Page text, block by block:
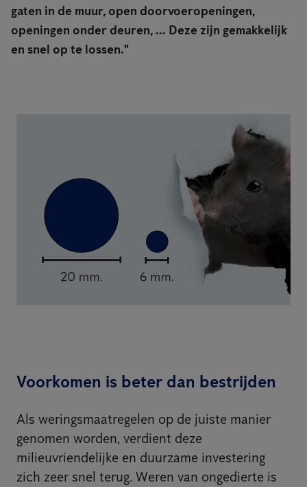
gaten in de muur, open doorvoeropeningen,
openingen onder deuren, ... Deze zijn gemakkelijk
en snel op te lossen."
Voorkomen is beter dan bestrijden
Als weringsmaatregelen op de juiste manier
genomen worden, verdient deze
milieuvriendelijke en duurzame investering
zich zeer snel terug. Weren van ongedierte is